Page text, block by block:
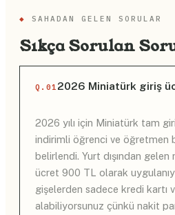
◆ SAHADAN GELEN SORULAR
Sıkça Sorulan
Q.01 2026 Miniatürk giriş
2026 yılı için Miniatürk tam
indirimli öğrenci ve öğretmen
belirlendi. Yurt dışından
ücret 900 TL olarak
gişelerden sadece kredi kartı
alabiliyorsunuz çünkü nakit